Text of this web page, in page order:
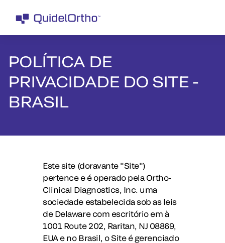
POLÍTICA DE
PRIVACIDADE DO SITE -
BRASIL
Este site (doravante "Site")
pertence e é operado pela Ortho-
Clinical Diagnostics, Inc. uma
sociedade estabelecida sob as leis
de Delaware com escritório em à
1001 Route 202, Raritan, NJ 08869,
EUA e no Brasil, o Site é gerenciado